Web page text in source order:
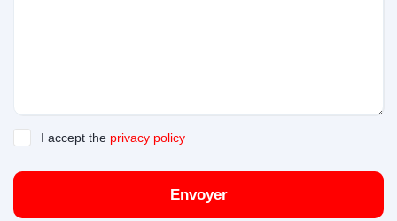
I accept the privacy policy
Envoyer